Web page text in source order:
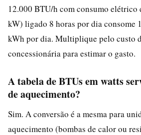
12.000 BTU/h com consumo elétrico
kW) ligado 8 horas por dia consome
kWh por dia. Multiplique pelo custo
concessionária para estimar o gasto.
A tabela de BTUs em watts
de aquecimento?
Sim. A conversão é a mesma para
aquecimento (bombas de calor ou